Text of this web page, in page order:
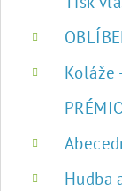
Koláže
Hudba